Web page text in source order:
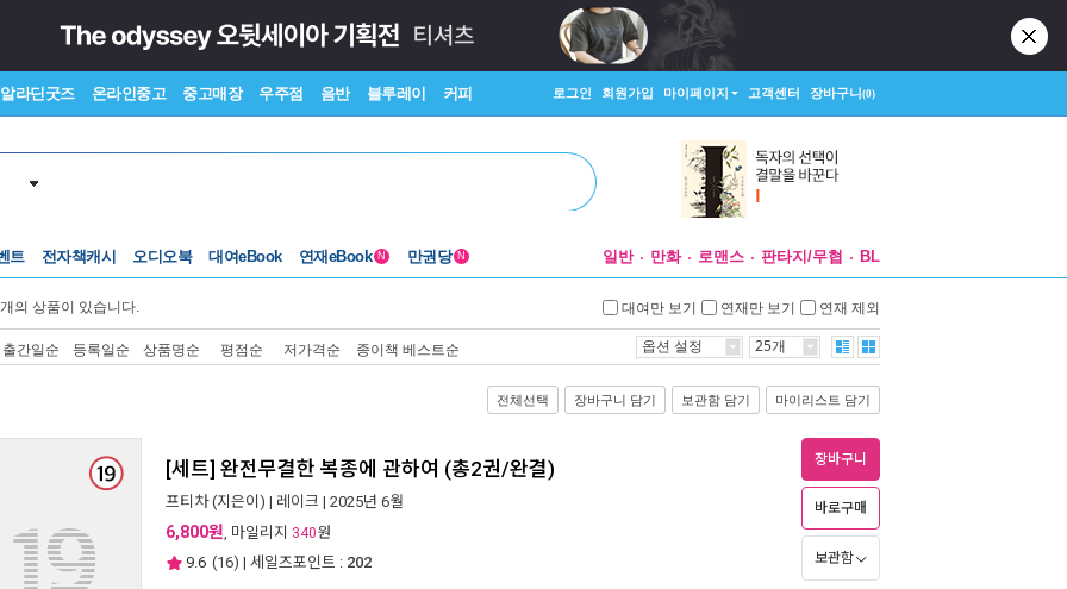
알라딘굿즈 온라인중고 중고매장 우주점 음반 블루레이 커피 로그인 회원가입 마이페이지 고객센터 장바구니(0)
트 전자책캐시 오디오북 대여eBook 연재eBook N 만권당 N 일반 만화 로맨스 판타지/무협 BL
개의 상품이 있습니다. 대여만 보기 연재만 보기 연재 제외
출간일순 등록일순 상품명순 평점순 저가격순 종이책 베스트순 옵션 설정 25개
전체선택 장바구니 담기 보관함 담기 마이리스트 담기
[세트] 완전무결한 복종에 관하여 (총2권/완결)
프티차(지은이) | 레이크 | 2025년 6월
6,800원, 마일리지 340원
9.6 (16) | 세일즈포인트 : 202
장바구니
바로구매
보관함